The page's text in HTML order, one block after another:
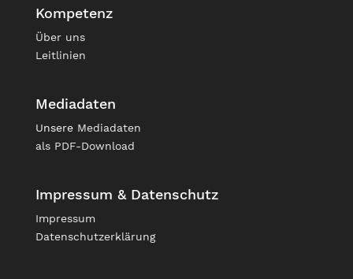
Kompetenz
Über uns
Leitlinien
Mediadaten
Unsere Mediadaten
als PDF-Download
Impressum & Datenschutz
Impressum
Datenschutzerklärung